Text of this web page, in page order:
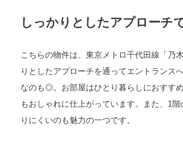
しっかりとしたアプローチ
こちらの物件は、東京メトロ千代田線「乃
りとしたアプローチを通ってエントランス
なのも◎。お部屋はひとり暮らしにおすす
もおしゃれに仕上がっています。また、1
りにくいのも魅力の一つです。